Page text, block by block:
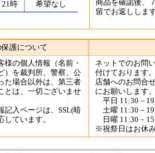
21時 希望なし
商品を確認後、
留でお返ししま
護について
様の個人情報（名前・
）を裁判所、警察、公
た場合以外は、第三者
とは、一切ございませ
記入ページは、SSL(暗
ています。
ネットでのお問
付けております
店舗へのお問合
にお願いします
平日 11:30－
土曜 11:30－
日曜 11:30－
※祝祭日はお休